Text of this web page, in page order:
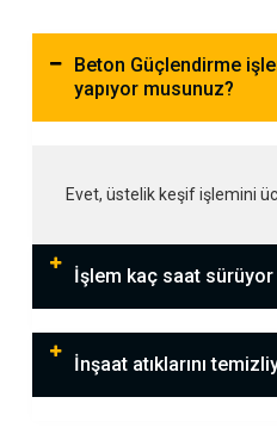
Beton Güçlendirme
yapıyor musunuz?
Evet, üstelik keşif işlemini
İşlem kaç saat sürüyor
İnşaat atıklarını